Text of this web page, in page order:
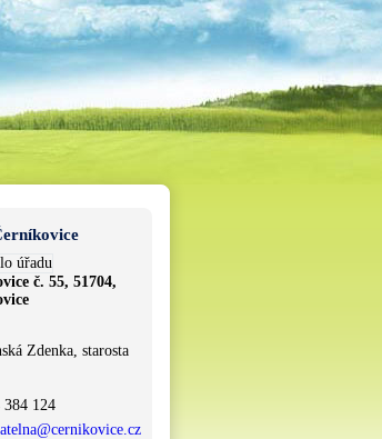
č. 55, 51704,
Zdenka, starosta
384 124